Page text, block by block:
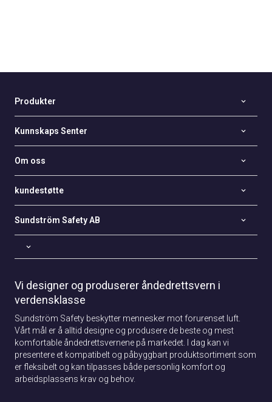
Produkter
Kunnskaps Senter
Om oss
kundestøtte
Sundström Safety AB
Vi designer og produserer åndedrettsvern i
verdensklasse
Sundström Safety beskytter mennesker mot forurenset luft.
Vårt mål er å alltid designe og produsere de beste og mest
komfortable åndedrettsvernene på markedet. I dag kan vi
presentere et kompatibelt og påbyggbart produktsortiment som
er fleksibelt og kan tilpasses både personlig komfort og
arbeidsplassens krav og behov.